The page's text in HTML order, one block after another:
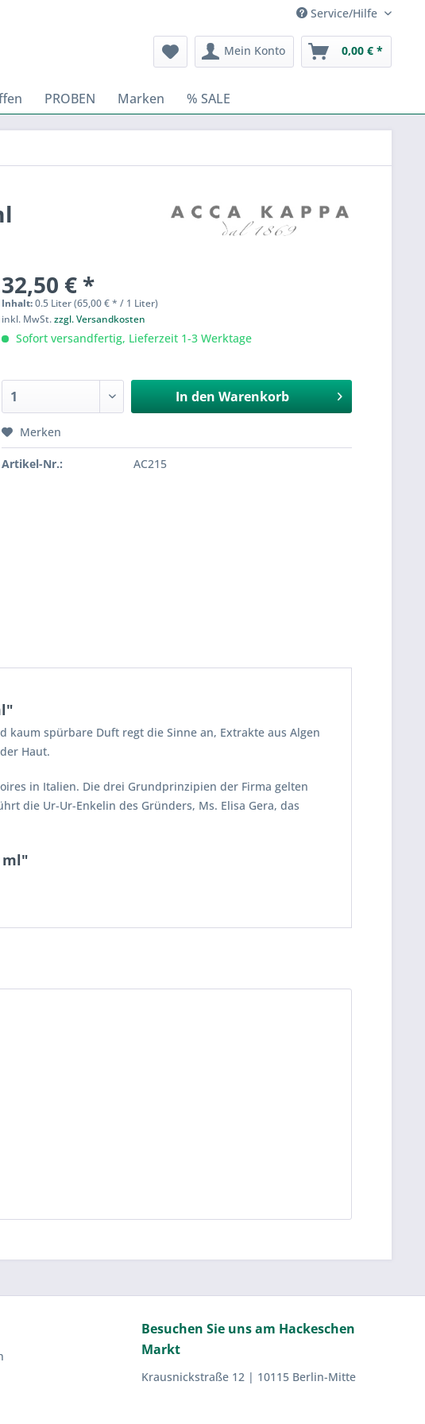
Service/Hilfe
Mein Konto 0,00 € *
PROBEN Marken % SALE
32,50 € *
Inhalt:0.5 Liter (65,00 € * / 1 Liter)
inkl. MwSt.zzgl. Versandkosten
Sofort versandfertig, Lieferzeit 1-3 Werktage
In den Warenkorb
Merken
Artikel-Nr.: AC215
kaum spürbare Duft regt die Sinne an, Extrakte aus Algen
Haut.
in Italien. Die drei Grundprinzipien der Firma gelten
die Ur-Ur-Enkelin des Gründers, Ms. Elisa Gera, das
ml"
Besuchen Sie uns am Hackeschen
Markt
Krausnickstraße 12 | 10115 Berlin-Mitte